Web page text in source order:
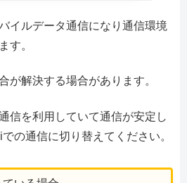
イルデータ通信になり通信環境
す。
が解決する場合があります。
信を利用していて通信が安定し
の通信に切り替えてください。